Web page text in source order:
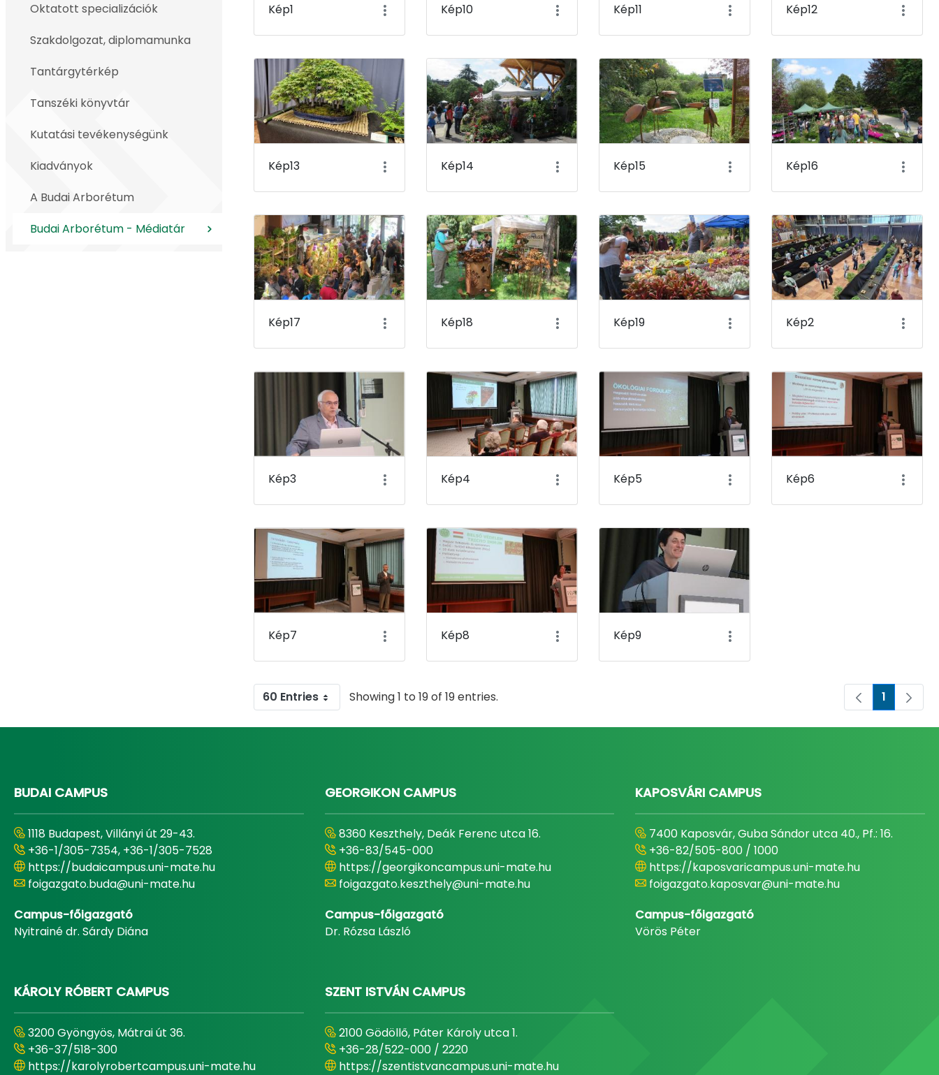
Oktatott specializációk
Szakdolgozat, diplomamunka
Tantárgytérkép
Tanszéki könyvtár
Kutatási tevékenységünk
Kiadványok
A Budai Arborétum
Budai Arborétum - Médiatár
Kép1 Kép10 Kép11 Kép12
Kép13 Kép14 Kép15 Kép16
Kép17 Kép18 Kép19 Kép2
Kép3 Kép4 Kép5 Kép6
Kép7 Kép8 Kép9
60 Entries Showing 1 to 19 of 19 entries. Page
1
BUDAI CAMPUS
1118 Budapest, Villányi út 29-43.
+36-1/305-7354, +36-1/305-7528
https://budaicampus.uni-mate.hu
foigazgato.buda@uni-mate.hu
Campus-főigazgató
Nyitrainé dr. Sárdy Diána
GEORGIKON CAMPUS
8360 Keszthely, Deák Ferenc utca 16.
+36-83/545-000
https://georgikoncampus.uni-mate.hu
foigazgato.keszthely@uni-mate.hu
Campus-főigazgató
Dr. Rózsa László
KAPOSVÁRI CAMPUS
7400 Kaposvár, Guba Sándor utca 40., Pf.: 16.
+36-82/505-800 / 1000
https://kaposvaricampus.uni-mate.hu
foigazgato.kaposvar@uni-mate.hu
Campus-főigazgató
Vörös Péter
KÁROLY RÓBERT CAMPUS
3200 Gyöngyös, Mátrai út 36.
+36-37/518-300
https://karolyrobertcampus.uni-mate.hu
SZENT ISTVÁN CAMPUS
2100 Gödöllő, Páter Károly utca 1.
+36-28/522-000 / 2220
https://szentistvancampus.uni-mate.hu